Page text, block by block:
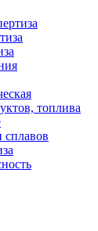
топлива
сплавов